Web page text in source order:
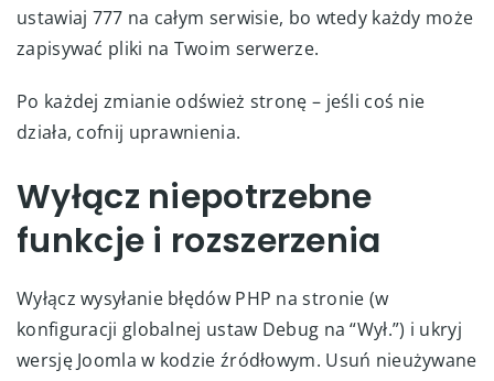
ustawiaj 777 na całym serwisie, bo wtedy każdy może
zapisywać pliki na Twoim serwerze.
Po każdej zmianie odśwież stronę – jeśli coś nie
działa, cofnij uprawnienia.
Wyłącz niepotrzebne
funkcje i rozszerzenia
Wyłącz wysyłanie błędów PHP na stronie (w
konfiguracji globalnej ustaw Debug na “Wył.”) i ukryj
wersję Joomla w kodzie źródłowym. Usuń nieużywane